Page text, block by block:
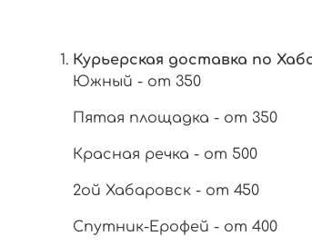
Курьерская доставка по
Южный - от 350
Пятая площадка - от 350
Красная речка - от 500
2ой Хабаровск - от 450
Спутник-Ерофей - от 400